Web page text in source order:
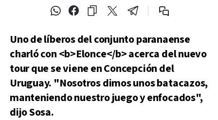
Uno de líberos del conjunto paranaense
charló con <b>Elonce</b> acerca del nuevo
tour que se viene en Concepción del
Uruguay. "Nosotros dimos unos batacazos,
manteniendo nuestro juego y enfocados",
dijo Sosa.